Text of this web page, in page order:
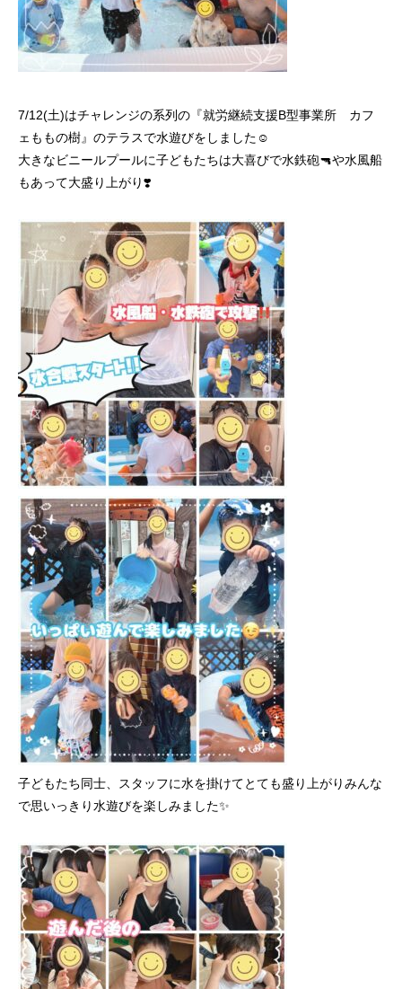
7/12(土)はチャレンジの系列の『就労継続支援B型事業所 カフ
ェももの樹』のテラスで水遊びをしました☺️
大きなビニールプールに子どもたちは大喜びで水鉄砲🔫や水風船
もあって大盛り上がり❣️
子どもたち同士、スタッフに水を掛けてとても盛り上がりみんな
で思いっきり水遊びを楽しみました✨